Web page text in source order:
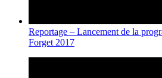
Reportage – Lancement de la
Forget 2017